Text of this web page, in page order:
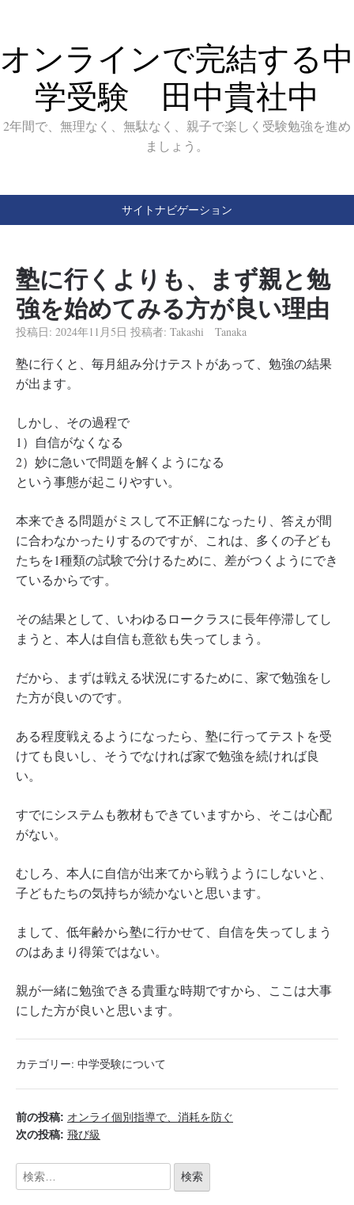
オンラインで完結する中
学受験 田中貴社中
2年間で、無理なく、無駄なく、親子で楽しく受験勉強を進め
ましょう。
サイトナビゲーション
塾に行くよりも、まず親と勉
強を始めてみる方が良い理由
投稿日: 2024年11月5日 投稿者: Takashi Tanaka
塾に行くと、毎月組み分けテストがあって、勉強の結果
が出ます。
しかし、その過程で
1）自信がなくなる
2）妙に急いで問題を解くようになる
という事態が起こりやすい。
本来できる問題がミスして不正解になったり、答えが間
に合わなかったりするのですが、これは、多くの子ども
たちを1種類の試験で分けるために、差がつくようにでき
ているからです。
その結果として、いわゆるロークラスに長年停滞してし
まうと、本人は自信も意欲も失ってしまう。
だから、まずは戦える状況にするために、家で勉強をし
た方が良いのです。
ある程度戦えるようになったら、塾に行ってテストを受
けても良いし、そうでなければ家で勉強を続ければ良
い。
すでにシステムも教材もできていますから、そこは心配
がない。
むしろ、本人に自信が出来てから戦うようにしないと、
子どもたちの気持ちが続かないと思います。
まして、低年齢から塾に行かせて、自信を失ってしまう
のはあまり得策ではない。
親が一緒に勉強できる貴重な時期ですから、ここは大事
にした方が良いと思います。
カテゴリー: 中学受験について
前の投稿: オンライ個別指導で、消耗を防ぐ
次の投稿: 飛び級